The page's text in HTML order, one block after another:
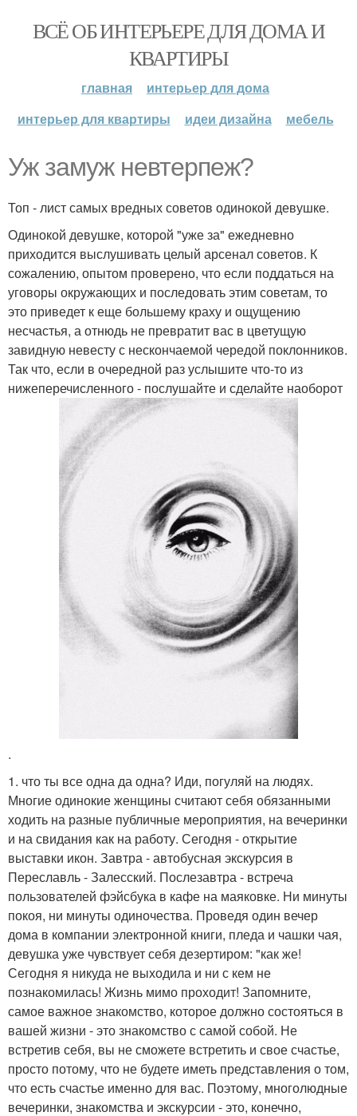
ВСЁ ОБ ИНТЕРЬЕРЕ ДЛЯ ДОМА И
КВАРТИРЫ
главная
интерьер для дома
интерьер для квартиры
идеи дизайна мебель
Уж замуж невтерпеж?
Топ - лист самых вредных советов одинокой девушке.
Одинокой девушке, которой "уже за" ежедневно
приходится выслушивать целый арсенал советов. К
сожалению, опытом проверено, что если поддаться на
уговоры окружающих и последовать этим советам, то
это приведет к еще большему краху и ощущению
несчастья, а отнюдь не превратит вас в цветущую
завидную невесту с нескончаемой чередой поклонников.
Так что, если в очередной раз услышите что-то из
нижеперечисленного - послушайте и сделайте наоборот
.
1. что ты все одна да одна? Иди, погуляй на людях.
Многие одинокие женщины считают себя обязанными
ходить на разные публичные мероприятия, на вечеринки
и на свидания как на работу. Сегодня - открытие
выставки икон. Завтра - автобусная экскурсия в
Переславль - Залесский. Послезавтра - встреча
пользователей фэйсбука в кафе на маяковке. Ни минуты
покоя, ни минуты одиночества. Проведя один вечер
дома в компании электронной книги, пледа и чашки чая,
девушка уже чувствует себя дезертиром: "как же!
Сегодня я никуда не выходила и ни с кем не
познакомилась! Жизнь мимо проходит! Запомните,
самое важное знакомство, которое должно состояться в
вашей жизни - это знакомство с самой собой. Не
встретив себя, вы не сможете встретить и свое счастье,
просто потому, что не будете иметь представления о том,
что есть счастье именно для вас. Поэтому, многолюдные
вечеринки, знакомства и экскурсии - это, конечно,